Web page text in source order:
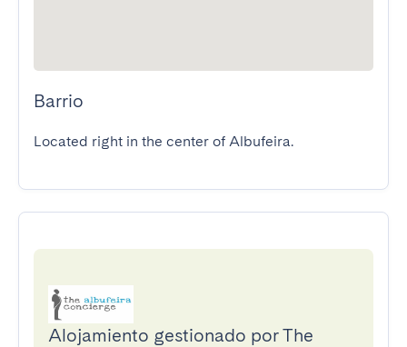
Barrio
Located right in the center of Albufeira.
Alojamiento gestionado por The